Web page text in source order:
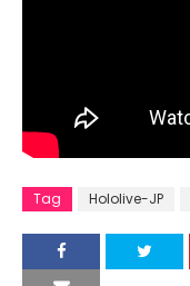
Tag Hololive-JP